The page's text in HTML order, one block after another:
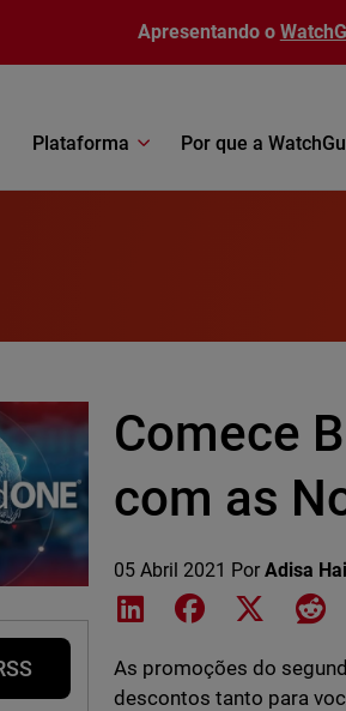
Apresentando o
Plataforma Por que a
Comece
com as
05 Abril 2021 PorAdisa
Share on LinkedIn
Share onShare on
As promoções do
descontos tanto para